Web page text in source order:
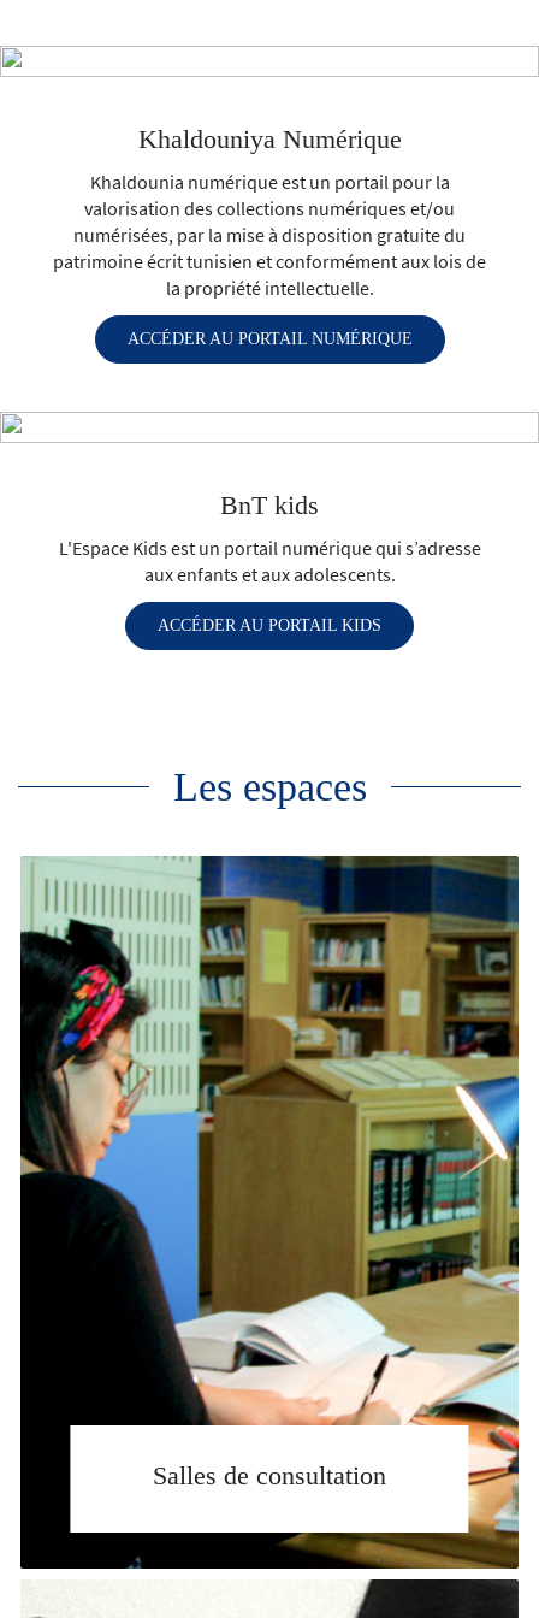
Khaldouniya Numérique
Khaldounia numérique est un portail pour la
valorisation des collections numériques et/ou
numérisées, par la mise à disposition gratuite du
patrimoine écrit tunisien et conformément aux lois de
la propriété intellectuelle.
ACCÉDER AU PORTAIL NUMÉRIQUE
BnT kids
L'Espace Kids est un portail numérique qui s’adresse
aux enfants et aux adolescents.
ACCÉDER AU PORTAIL KIDS
Les espaces
Salles de consultation